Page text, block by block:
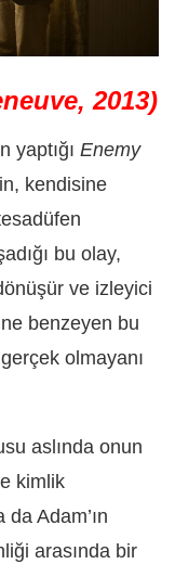
2013)
yaptığı Enemy
kendisine
bu olay,
ve izleyici
benzeyen bu
olmayanı
aslında onun
kimlik
Adam’ın
arasında bir